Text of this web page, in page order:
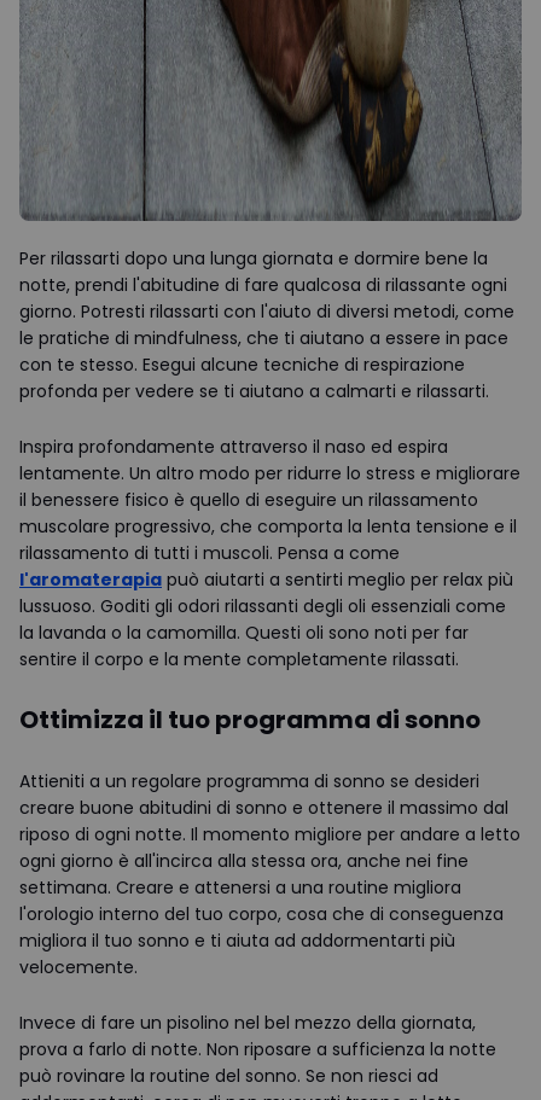
Per rilassarti dopo una lunga giornata e dormire bene la
notte, prendi l'abitudine di fare qualcosa di rilassante ogni
giorno. Potresti rilassarti con l'aiuto di diversi metodi, come
le pratiche di mindfulness, che ti aiutano a essere in pace
con te stesso. Esegui alcune tecniche di respirazione
profonda per vedere se ti aiutano a calmarti e rilassarti.
Inspira profondamente attraverso il naso ed espira
lentamente. Un altro modo per ridurre lo stress e migliorare
il benessere fisico è quello di eseguire un rilassamento
muscolare progressivo, che comporta la lenta tensione e il
rilassamento di tutti i muscoli. Pensa a come
l'aromaterapia può aiutarti a sentirti meglio per relax più
lussuoso. Goditi gli odori rilassanti degli oli essenziali come
la lavanda o la camomilla. Questi oli sono noti per far
sentire il corpo e la mente completamente rilassati.
Ottimizza il tuo programma di sonno
Attieniti a un regolare programma di sonno se desideri
creare buone abitudini di sonno e ottenere il massimo dal
riposo di ogni notte. Il momento migliore per andare a letto
ogni giorno è all'incirca alla stessa ora, anche nei fine
settimana. Creare e attenersi a una routine migliora
l'orologio interno del tuo corpo, cosa che di conseguenza
migliora il tuo sonno e ti aiuta ad addormentarti più
velocemente.
Invece di fare un pisolino nel bel mezzo della giornata,
prova a farlo di notte. Non riposare a sufficienza la notte
può rovinare la routine del sonno. Se non riesci ad